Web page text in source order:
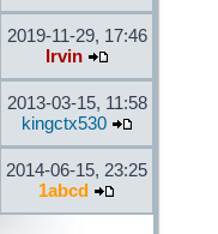
2019-11-29, 17:46
Irvin
2013-03-15, 11:58
kingctx530
2014-06-15, 23:25
1abcd